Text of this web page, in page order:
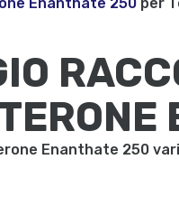
Enanthate 250